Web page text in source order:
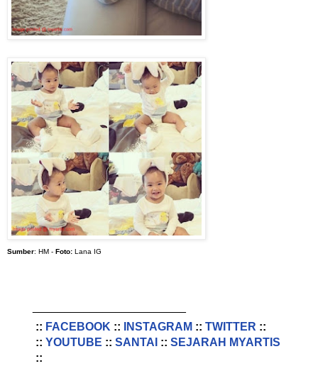
Sumber: HM - Foto: Lana IG
:: FACEBOOK:: INSTAGRAM :: TWITTER ::
:: YOUTUBE :: SANTAI :: SEJARAH MYARTIS
::